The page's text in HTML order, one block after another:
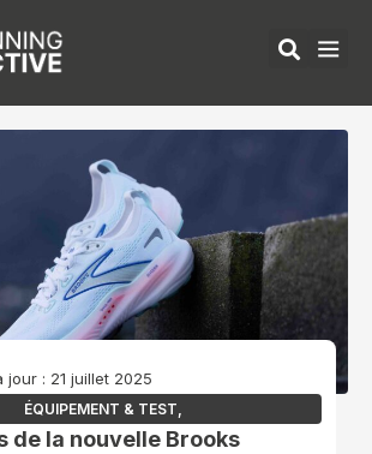
jour : 21 juillet 2025
ÉQUIPEMENT & TEST
de la nouvelle Brooks